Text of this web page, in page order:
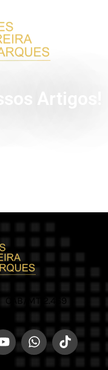
OAB/MT 2.469